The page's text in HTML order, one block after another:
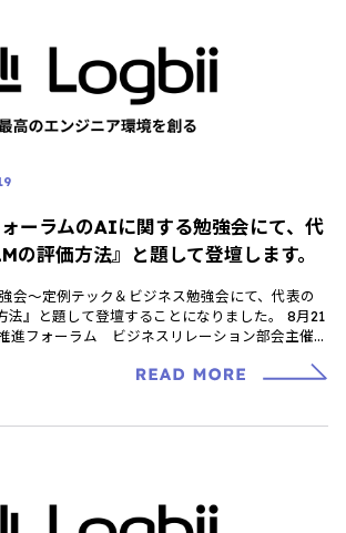
ーラムのAIに関する勉強会にて、代
の評価方法』と題して登壇します。
会～定例テック＆ビジネス勉強会にて、代表の
法』と題して登壇することになりました。 8月21
進フォーラム ビジネスリレーション部会主催の